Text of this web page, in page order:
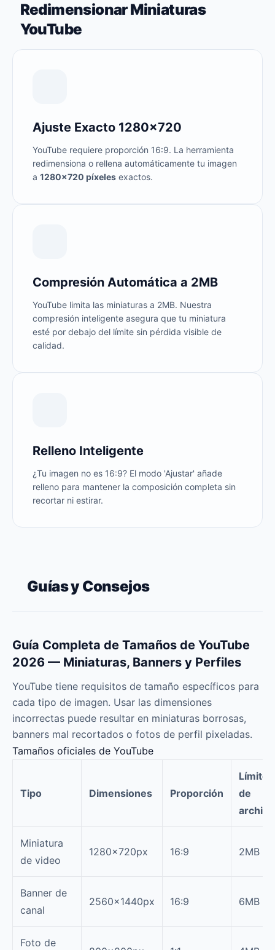
Redimensionar Miniaturas
YouTube
Ajuste Exacto 1280×720
YouTube requiere proporción 16:9. La herramienta
redimensiona o rellena automáticamente tu imagen
a 1280×720 píxeles exactos.
Compresión Automática a 2MB
YouTube limita las miniaturas a 2MB. Nuestra
compresión inteligente asegura que tu miniatura
esté por debajo del límite sin pérdida visible de
calidad.
Relleno Inteligente
¿Tu imagen no es 16:9? El modo 'Ajustar' añade
relleno para mantener la composición completa sin
recortar ni estirar.
Guías y Consejos
Guía Completa de Tamaños de YouTube
2026 — Miniaturas, Banners y Perfiles
YouTube tiene requisitos de tamaño específicos para
cada tipo de imagen. Usar las dimensiones
incorrectas puede resultar en miniaturas borrosas,
banners mal recortados o fotos de perfil pixeladas.
Tamaños oficiales de YouTube
Tipo Dimensiones Proporción
Límite
de
archivo
Miniatura
de video
1280×720px 16:9 2MB
Banner de
canal
2560×1440px 16:9 6MB
Foto de